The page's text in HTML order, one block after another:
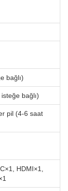
bağlı)
bağlı)
pil (4-6 saat
HDMI×1,